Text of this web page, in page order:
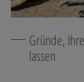
Gründe,
lassen